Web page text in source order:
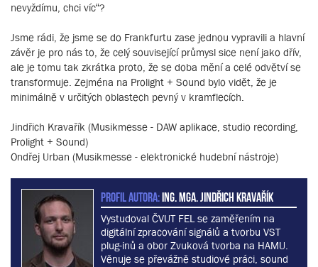
nevyždímu, chci víc“?
Jsme rádi, že jsme se do Frankfurtu zase jednou vypravili a hlavní
závěr je pro nás to, že celý související průmysl sice není jako dřív,
ale je tomu tak zkrátka proto, že se doba mění a celé odvětví se
transformuje. Zejména na Prolight + Sound bylo vidět, že je
minimálně v určitých oblastech pevný v kramflecích.
Jindřich Kravařík (Musikmesse - DAW aplikace, studio recording,
Prolight + Sound)
Ondřej Urban (Musikmesse - elektronické hudební nástroje)
PROFIL AUTORA:Ing. MgA. Jindřich Kravařík
Vystudoval ČVUT FEL se zaměřením na
digitální zpracování signálů a tvorbu VST
plug-inů a obor Zvuková tvorba na HAMU.
Věnuje se převážně studiové práci, sound